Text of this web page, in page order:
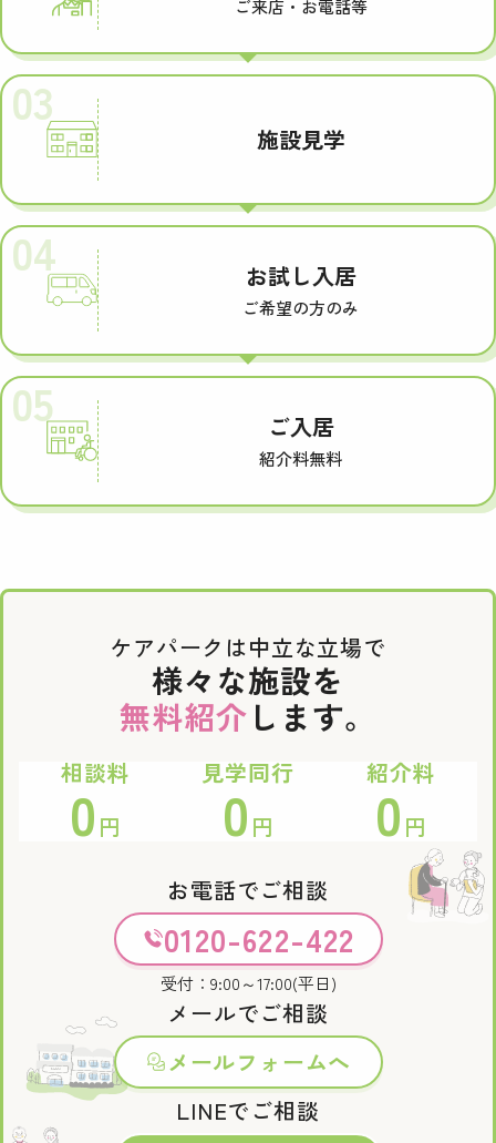
ご来店・お電話等
03
施設見学
04 お試し入居
ご希望の方のみ
05 ご入居
紹介料無料
ケアパークは中立な立場で
様々な施設を
無料紹介 します。
相談料
0 円
見学同行
0 円
紹介料
0 円
お電話でご相談
0120-622-422
受付：9:00～17:00(平日)
メールでご相談
メールフォームへ
LINEでご相談